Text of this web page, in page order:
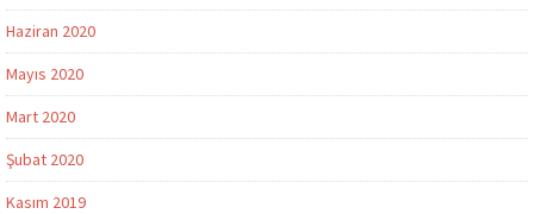
Haziran 2020
Mayıs 2020
Mart 2020
Şubat 2020
Kasım 2019